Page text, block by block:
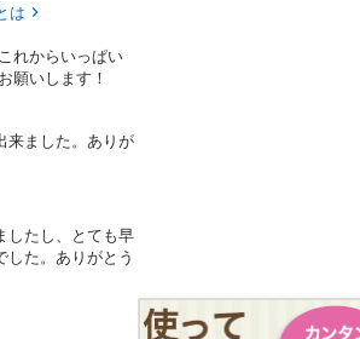
は
れからいっぱい
願いします！
来ました。ありが
したし、とても早
した。ありがとう